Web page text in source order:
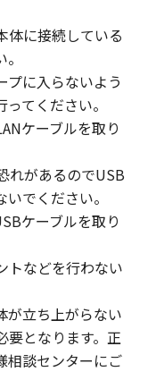
体に接続している
プに入らないよう
てください。
ケーブルを取り
れがあるのでUSB
でください。
ケーブルを取り
トなどを行わない
が立ち上がらない
要となります。正
相談センターにご